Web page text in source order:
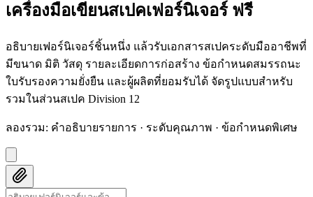
เครื่องมือเขียนสเปคเฟอร์นิเจอร์ ฟรี
อธิบายเฟอร์นิเจอร์ชิ้นหนึ่ง แล้วรับเอกสารสเปคระดับมืออาชีพที่
มีขนาด มิติ วัสดุ รายละเอียดการก่อสร้าง ข้อกำหนดสมรรถนะ
ใบรับรองความยั่งยืน และผู้ผลิตที่ยอมรับได้ จัดรูปแบบสำหรับ
รวมในส่วนสเปค Division 12
ลองรวม: คำอธิบายรายการ · ระดับคุณภาพ · ข้อกำหนดพิเศษ